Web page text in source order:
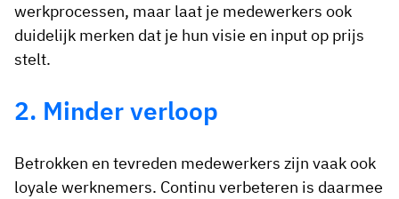
werkprocessen, maar laat je medewerkers ook
duidelijk merken dat je hun visie en input op prijs
stelt.
2. Minder verloop
Betrokken en tevreden medewerkers zijn vaak ook
loyale werknemers. Continu verbeteren is daarmee